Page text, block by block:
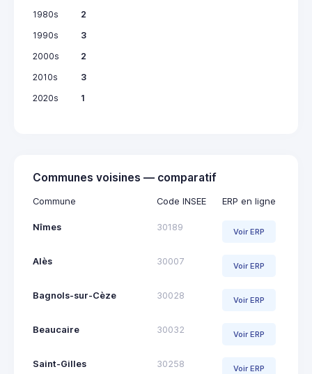
1980s
2
1990s
3
2000s
2
2010s
3
2020s
1
Communes voisines — comparatif
Commune Code INSEE ERP en ligne
Nîmes 30189 Voir ERP
Alès 30007 Voir ERP
Bagnols-sur-Cèze 30028 Voir ERP
Beaucaire 30032 Voir ERP
Saint-Gilles 30258 Voir ERP